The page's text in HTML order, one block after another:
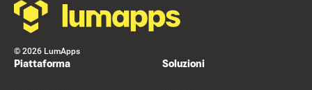
© 2026 LumApps
Piattaforma Soluzioni